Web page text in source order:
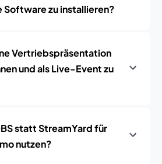
Software zu installieren?
Vertriebspräsentation
und als Live-Event zu
statt StreamYard für
nutzen?